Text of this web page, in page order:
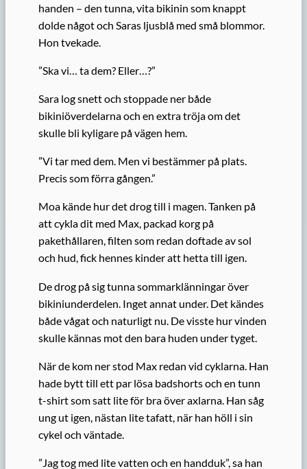
handen – den tunna, vita bikinin som knappt
dolde något och Saras ljusblå med små blommor.
Hon tvekade.
”Ska vi… ta dem? Eller…?”
Sara log snett och stoppade ner både
bikiniöverdelarna och en extra tröja om det
skulle bli kyligare på vägen hem.
”Vi tar med dem. Men vi bestämmer på plats.
Precis som förra gången.”
Moa kände hur det drog till i magen. Tanken på
att cykla dit med Max, packad korg på
pakethållaren, filten som redan doftade av sol
och hud, fick hennes kinder att hetta till igen.
De drog på sig tunna sommarklänningar över
bikiniunderdelen. Inget annat under. Det kändes
både vågat och naturligt nu. De visste hur vinden
skulle kännas mot den bara huden under tyget.
När de kom ner stod Max redan vid cyklarna. Han
hade bytt till ett par lösa badshorts och en tunn
t-shirt som satt lite för bra över axlarna. Han såg
ung ut igen, nästan lite tafatt, när han höll i sin
cykel och väntade.
”Jag tog med lite vatten och en handduk”, sa han